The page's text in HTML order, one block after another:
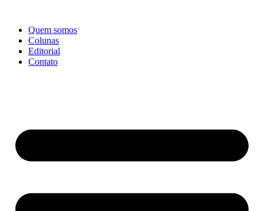
conteúdo
Quem somos
Colunas
Editorial
Contato